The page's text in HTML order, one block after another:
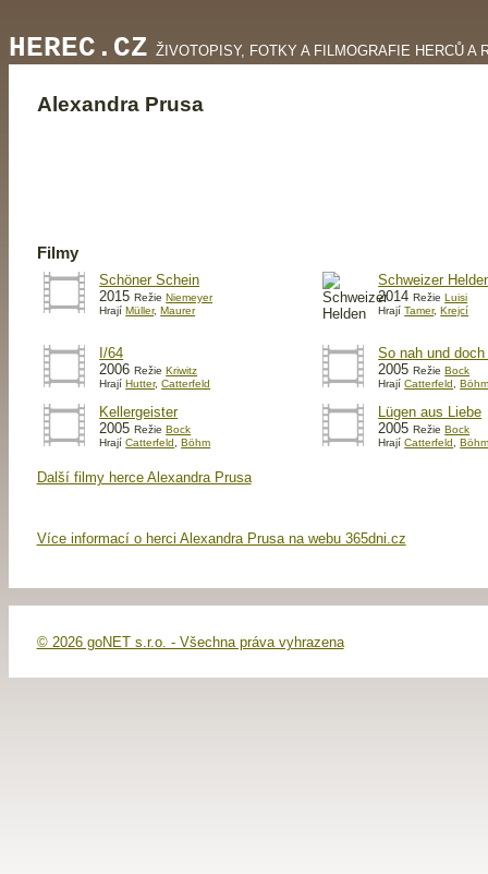
HEREC.CZ ŽIVOTOPISY, FOTKY A FILMOGRAFIE HERCŮ A
Alexandra Prusa
Filmy
Schöner Schein
2015RežieNiemeyer
HrajíMüller,Maurer
Schweizer
2014RežieLuisi
HrajíTamer,Krejcí
I/64
2006RežieKriwitz
HrajíHutter,Catterfeld
So nah und
2005RežieBock
HrajíCatterfeld,
Kellergeister
2005RežieBock
HrajíCatterfeld ,Böhm
Lügen aus Liebe
2005RežieBock
HrajíCatterfeld ,
Další filmy herce Alexandra Prusa
Více informací o herci Alexandra Prusa na webu 365dni.cz
© 2026 goNET s.r.o. - Všechna práva vyhrazena